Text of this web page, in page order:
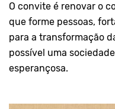
O convite é renovar o
que forme pessoas,
para a transformação
possível uma
esperançosa.